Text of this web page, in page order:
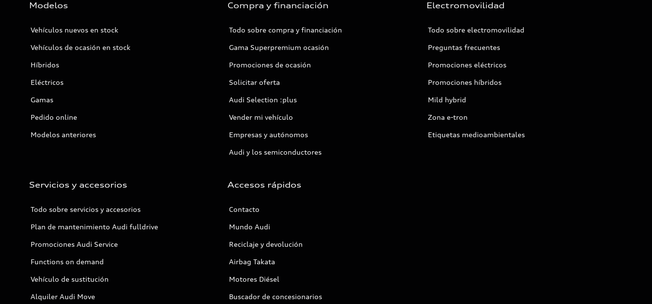
Modelos
Vehículos nuevos en stock
Vehículos de ocasión en stock
Híbridos
Eléctricos
Gamas
Pedido online
Modelos anteriores
Compra y financiación
Todo sobre compra y financiación
Gama Superpremium ocasión
Promociones de ocasión
Solicitar oferta
Audi Selection :plus
Vender mi vehículo
Empresas y autónomos
Audi y los semiconductores
Electromovilidad
Todo sobre electromovilidad
Preguntas frecuentes
Promociones eléctricos
Promociones híbridos
Mild hybrid
Zona e-tron
Etiquetas medioambientales
Servicios y accesorios
Todo sobre servicios y accesorios
Plan de mantenimiento Audi fulldrive
Promociones Audi Service
Functions on demand
Vehículo de sustitución
Alquiler Audi Move
Accesos rápidos
Contacto
Mundo Audi
Reciclaje y devolución
Airbag Takata
Motores Diésel
Buscador de concesionarios